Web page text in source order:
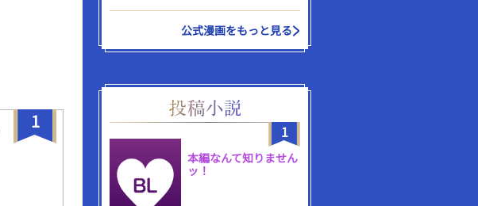
1
公式漫画をもっと見る
1
本編なんて知りません
ッ！